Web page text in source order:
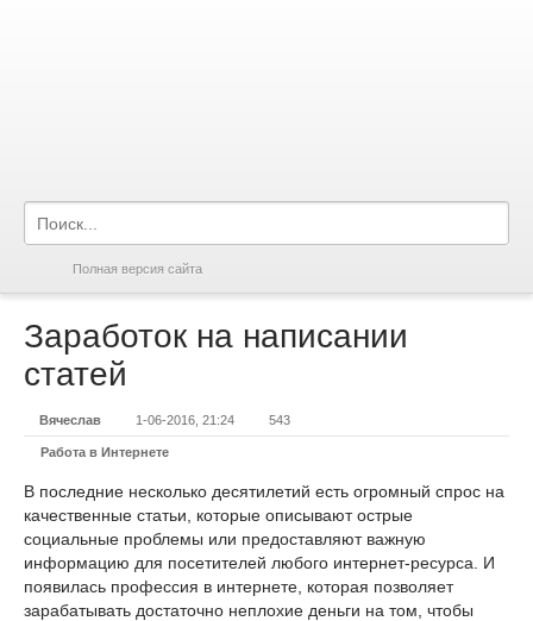
Полная версия сайта
Заработок на написании
статей
Вячеслав 1-06-2016, 21:24 543
Работа в Интернете
В последние несколько десятилетий есть огромный спрос на
качественные статьи, которые описывают острые
социальные проблемы или предоставляют важную
информацию для посетителей любого интернет-ресурса. И
появилась профессия в интернете, которая позволяет
зарабатывать достаточно неплохие деньги на том, чтобы